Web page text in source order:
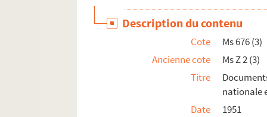
Description du contenu
Cote
Ms 676 (3)
Ancienne cote
Ms Z 2 (3)
Titre
nationale
Date
1951